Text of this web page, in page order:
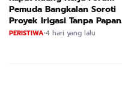
Pemuda Bangkalan Soroti
Proyek Irigasi Tanpa Papan
Nama
PERISTIWA•4 hari yang lalu